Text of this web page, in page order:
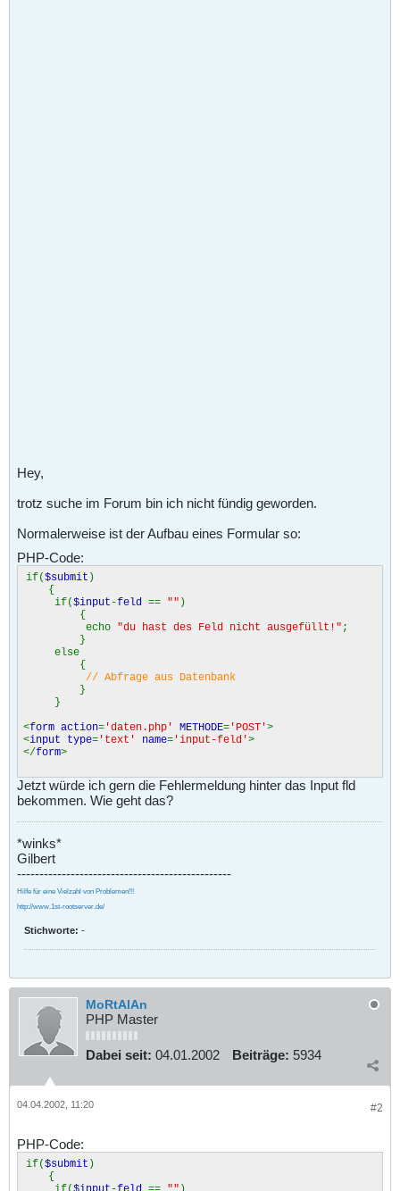
Hey,
trotz suche im Forum bin ich nicht fündig geworden.
Normalerweise ist der Aufbau eines Formular so:
PHP-Code:
if($submit )
{
if($input -feld == "" )
{
echo "du hast des Feld nicht ausgefüllt!" ;
}
else
{
// Abfrage aus Datenbank
}
}
<form action= 'daten.php' METHODE= 'POST'>
<input type= 'text' name= 'input-feld'>
</form>
Jetzt würde ich gern die Fehlermeldung hinter das Input fld
bekommen. Wie geht das?
*winks*
Gilbert
------------------------------------------------
Hilfe für eine Vielzahl von Problemen!!!
http://www.1st-rootserver.de/
Stichworte: -
MoRtAlAn
PHP Master
Dabei seit: 04.01.2002 Beiträge: 5934
#2
04.04.2002, 11:20
PHP-Code:
if($submit )
{